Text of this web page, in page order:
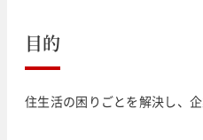
目的
住生活の困りごとを解決し、